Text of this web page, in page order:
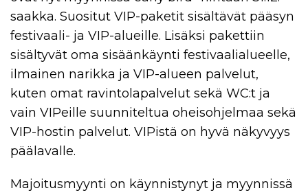
saakka. Suositut VIP-paketit sisältävät pääsyn
festivaali- ja VIP-alueille. Lisäksi pakettiin
sisältyvät oma sisäänkäynti festivaalialueelle,
ilmainen narikka ja VIP-alueen palvelut,
kuten omat ravintolapalvelut sekä WC:t ja
vain VIPeille suunniteltua oheisohjelmaa sekä
VIP-hostin palvelut. VIPistä on hyvä näkyvyys
päälavalle.
Majoitusmyynti on käynnistynyt ja myynnissä